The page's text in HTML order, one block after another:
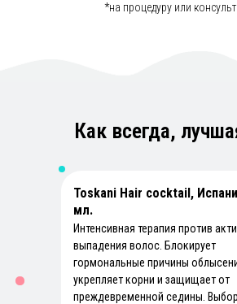
*на процедуру или
Как всегда,
Toskani Hair cocktail,
мл.
Интенсивная терапия против
выпадения волос. Блокирует
гормональные причины
укрепляет корни и защищает от
преждевременной седины.
высшим медобразованием и лицензией
Акимата Алматы.
Отсутствие навязанных
услуг
Мы никогда не навязываем лишние услуги.
Наши врачи подбирают только
эффективные процедуры, ориентируясь на
ваш бюджет и реальные потребности кожи.